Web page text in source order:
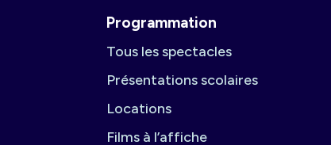
Programmation
Tous les spectacles
Présentations scolaires
Locations
Films à l’affiche